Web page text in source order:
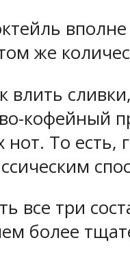
же
влить
кофейный
нот. То
все три
более